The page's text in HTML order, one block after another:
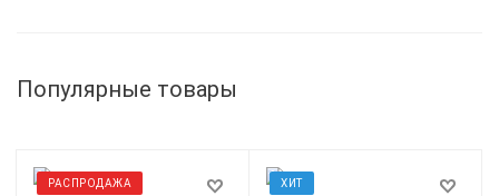
Популярные товары
РАСПРОДАЖА ХИТ